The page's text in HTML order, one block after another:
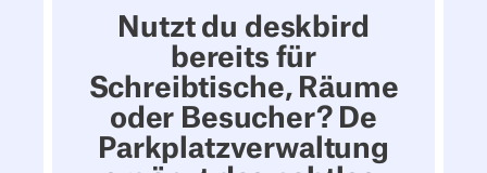
Nutzt du deskbird
bereits für
Schreibtische, Räume
oder Besucher? De
Parkplatzverwaltung